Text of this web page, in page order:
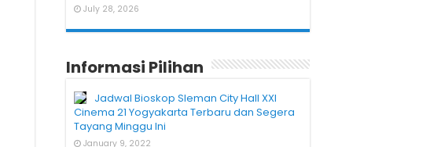
July 28, 2026
Informasi Pilihan
Jadwal Bioskop Sleman City Hall XXI
Cinema 21 Yogyakarta Terbaru dan Segera
Tayang Minggu Ini
January 9, 2022